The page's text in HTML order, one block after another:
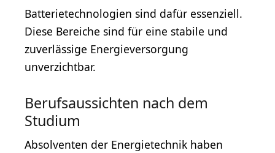
Batterietechnologien sind dafür essenziell.
Diese Bereiche sind für eine stabile und
zuverlässige Energieversorgung
unverzichtbar.
Berufsaussichten nach dem
Studium
Absolventen der Energietechnik haben